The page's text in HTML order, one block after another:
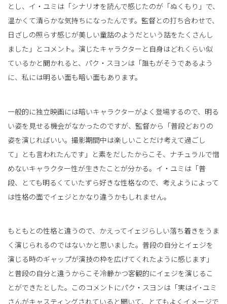
とし、イ・ユミは「シナリオを読んで感じたのが「ぬくもり」で、
温かくて清らかな気持ちになったんです。監督との打ち合わせで、
日ざしの照らす感じが美しい童話のようだという話をたくさんし
ました」とコメント。演じたキャラクターと自身はどれくらい似
ているかと聞かれると、パク・スヨンは「誰もがそうであるよう
に、私には明るい面も暗い面もあります。
一般的に独立映画には暗いキャラクターがよく登場するので、明る
い姿を見せる機会がなかったのですが、監督から「普段どおりの
姿を演じればいい。撮影期間中は楽しいことだけ考えて過ごし
て」とも言われたんです」と素をだしたからこそ、ナチュラルで憎
めないキャラクター性が生きたことが分かる。イ・ユミは「普
段、とても明るくていたずら好きな性格なので、考えようによって
は性格の面でイェジとかなり違うかもしれません。
もともとの性格と違うので、かえってイェジらしい落ち着きをうま
く演じられるのではないかと思いました。普段の自分とイェジを
演じる時のギャップが演技の枠を広げてくれたように感じます」
と普段の自分と違うからこそ冷静かつ客観的にイェジを演じるこ
とができたとした。このコメントにパク・スヨンは「実はイ･ユミ
さんがキャスティングされていると聞いて、とてもよくイメージで